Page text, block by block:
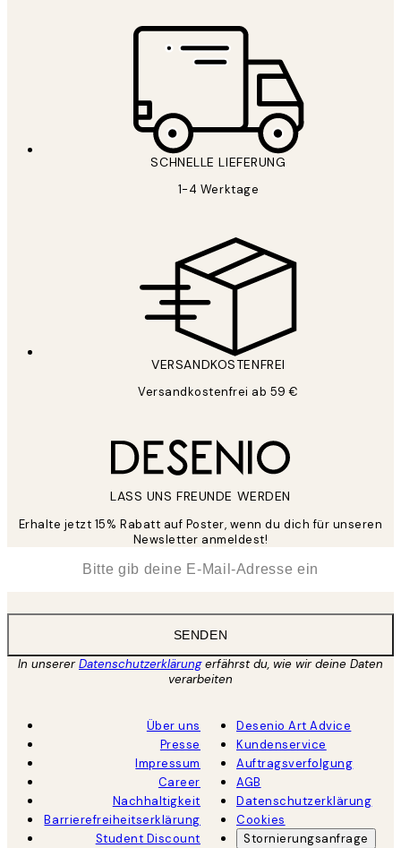
SCHNELLE LIEFERUNG
1-4 Werktage
VERSANDKOSTENFREI
Versandkostenfrei ab 59 €
LASS UNS FREUNDE WERDEN
Erhalte jetzt 15% Rabatt auf Poster, wenn du dich für unseren
Newsletter anmeldest!
SENDEN
In unsererDatenschutzerklärungerfährst du, wie wir deine Daten
verarbeiten
Über uns
Presse
Impressum
Career
Nachhaltigkeit
Barrierefreiheitserklärung
Student Discount
Desenio Art Advice
Kundenservice
Auftragsverfolgung
AGB
Datenschutzerklärung
Cookies
Stornierungsanfrage